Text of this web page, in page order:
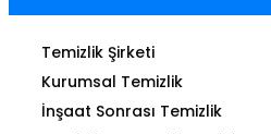
Temizlik Şirketi
Kurumsal Temizlik
İnşaat Sonrası Temizlik